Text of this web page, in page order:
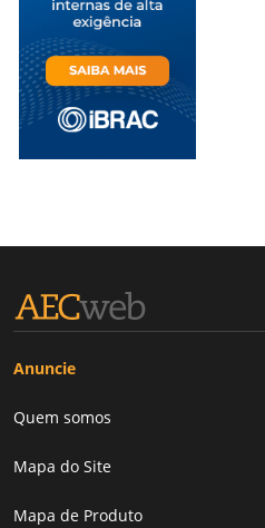
Anuncie
Quem somos
Mapa do Site
Mapa de Produto